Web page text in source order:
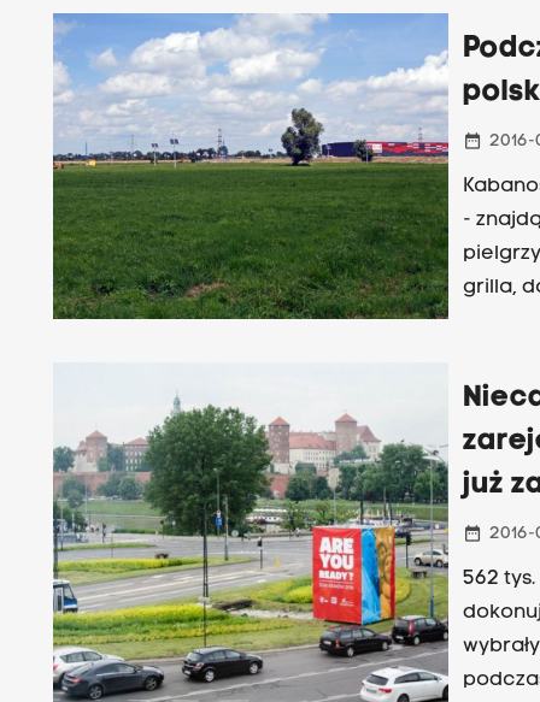
date_range 2016-
-
grilla,
już
date_range 2016-
562 tys.